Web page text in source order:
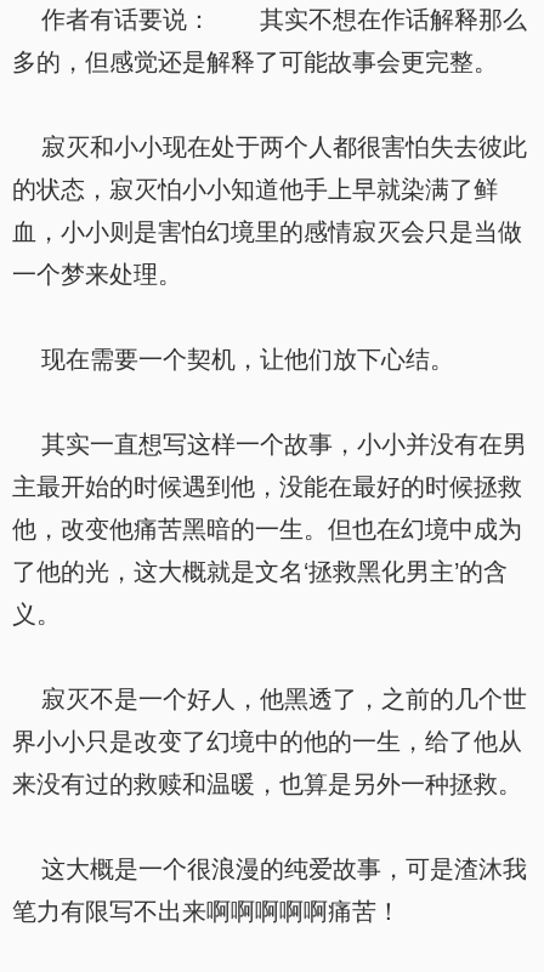
作者有话要说： 其实不想在作话解释那么
多的，但感觉还是解释了可能故事会更完整。
寂灭和小小现在处于两个人都很害怕失去彼此
的状态，寂灭怕小小知道他手上早就染满了鲜
血，小小则是害怕幻境里的感情寂灭会只是当做
一个梦来处理。
现在需要一个契机，让他们放下心结。
其实一直想写这样一个故事，小小并没有在男
主最开始的时候遇到他，没能在最好的时候拯救
他，改变他痛苦黑暗的一生。但也在幻境中成为
了他的光，这大概就是文名‘拯救黑化男主’的含
义。
寂灭不是一个好人，他黑透了，之前的几个世
界小小只是改变了幻境中的他的一生，给了他从
来没有过的救赎和温暖，也算是另外一种拯救。
这大概是一个很浪漫的纯爱故事，可是渣沐我
笔力有限写不出来啊啊啊啊啊痛苦！